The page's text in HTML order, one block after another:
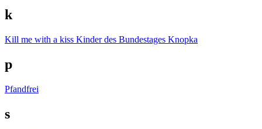
k
Kill me with a kiss Kinder des Bundestages Knopka
p
Pfandfrei
s